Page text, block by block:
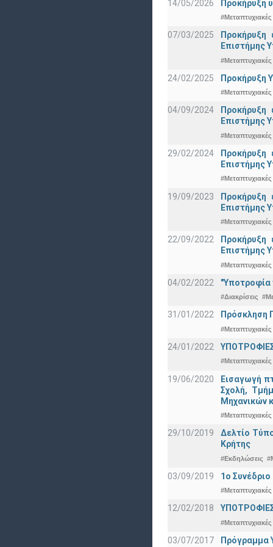
14/05/2026 Προκήρυξη
07/03/2025
Eπιστήμης
24/02/2025 Προκήρυξη
04/09/2024
Eπιστήμης
29/02/2024
Eπιστήμης
19/09/2023
Προκήρυξη
Eπιστήμης
22/09/2022
Eπιστήμης
04/02/2022 "Υποτροφία
#Διακρίσεις
31/01/2022 Πρόσκληση
24/01/2022
19/06/2020
Εισαγωγή
Σχολή,
Μηχανικών
29/10/2019
Δελτίο
Κρήτης
#Εκδηλώσεις
03/09/2019 1ο
12/02/2018
03/07/2017 Πρόγραμμα